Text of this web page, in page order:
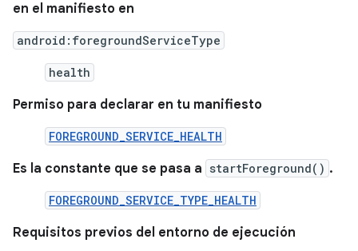
en el manifiesto en
android:foregroundServiceType
health
Permiso para declarar en tu manifiesto
FOREGROUND_SERVICE_HEALTH
Es la constante que se pasa a startForeground() .
FOREGROUND_SERVICE_TYPE_HEALTH
Requisitos previos del entorno de ejecución